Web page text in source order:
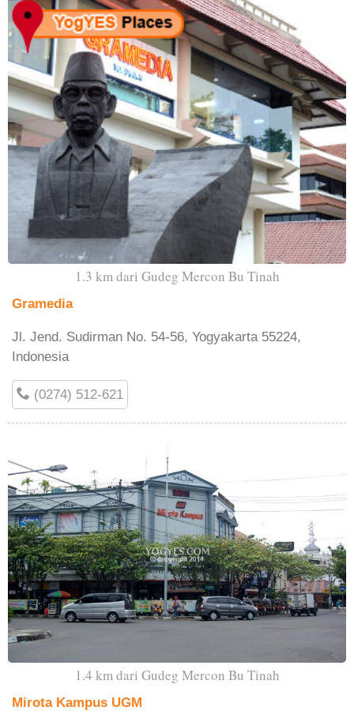
1.3 km dari Gudeg Mercon Bu Tinah
Gramedia
Jl. Jend. Sudirman No. 54-56, Yogyakarta 55224,
Indonesia
(0274) 512-621
1.4 km dari Gudeg Mercon Bu Tinah
Mirota Kampus UGM